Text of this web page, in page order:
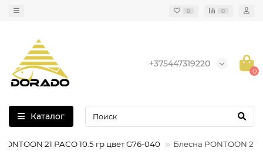
0 0
+375447319220
0
Каталог
21 PACO 10.5 гр цвет G76-040 Блесна PONTOON 21